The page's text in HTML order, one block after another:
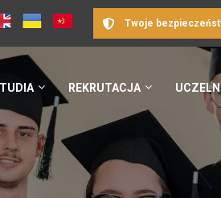
Twoje
REKRUTACJA